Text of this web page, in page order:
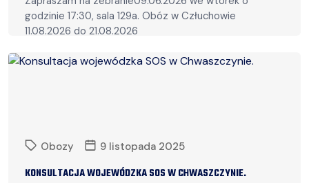
godzinie 17:30, sala 129a. Obóz w Człuchowie
11.08.2026 do 21.08.2026
Obozy 9 listopada 2025
KONSULTACJA WOJEWÓDZKA SOS W CHWASZCZYNIE.